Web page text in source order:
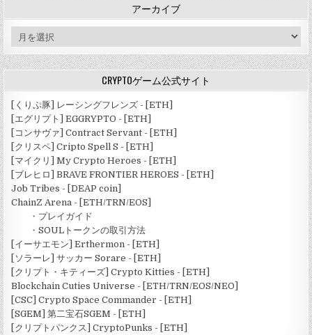
アーカイブ
ー
カ
ブ
CRYPTOゲーム公式サイト
[くりぷ豚] レーシングフレンズ - [ETH]
[エグリプト] EGGRYPTO - [ETH]
[コンサヴァ] Contract Servant - [ETH]
[クリスペ] Cripto Spell S - [ETH]
[マイクリ] My Crypto Heroes - [ETH]
[ブレヒロ] BRAVE FRONTIER HEROES - [ETH]
Job Tribes - [DEAP coin]
ChainZ Arena - [ETH/TRN/EOS]
・ プレイガイド
・SOULトークンの取引方法
[イーサエモン] Erthermon - [ETH]
[ソラーレ] サッカー Sorare - [ETH]
[クリプト・キティーズ] Crypto Kitties - [ETH]
Blockchain Cuties Universe - [ETH/TRN/EOS/NEO]
[CSC] Crypto Space Commander - [ETH]
[SGEM] 第二宝石SGEM - [ETH]
[クリプトパンクス] CryptoPunks - [ETH]